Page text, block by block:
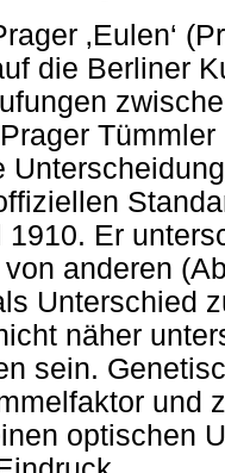
‚Eulen‘
die Berliner
1910. Er
anderen
Unterschied
näher
sein.
und
optischen